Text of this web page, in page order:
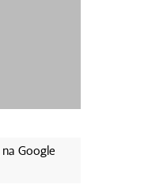
na Google